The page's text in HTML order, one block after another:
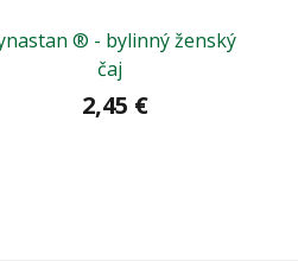
® - bylinný ženský
čaj
2,45 €